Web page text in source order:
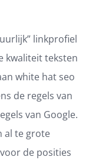
linkprofiel
kwaliteit teksten
white hat seo
de regels van
van Google.
al te grote
de posities